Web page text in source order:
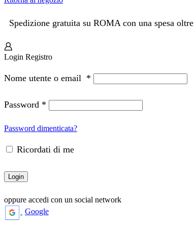
Spedizione gratuita su ROMA con una spesa
Login Registro
Nome utente o email *
Password *
Password dimenticata?
Ricordati di me
Login
oppure accedi con un social network
Google